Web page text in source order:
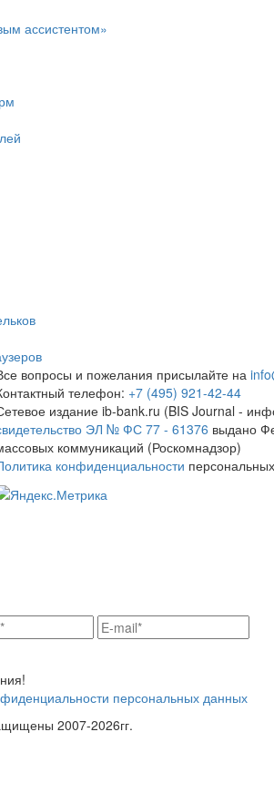
ассистентом»
вопросы и пожелания присылайте на
телефон: +7 (495) 921-42-44
издание ib-bank.ru (BIS Journal -
ЭЛ № ФС 77 - 61376 выдано
коммуникаций (Роскомнадзор)
конфиденциальности
персональных данных
2007-2026гг.